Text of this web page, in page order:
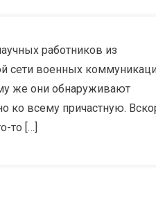
работников из
сети военных
же они обнаруживают
ко всему причастную.
то […]